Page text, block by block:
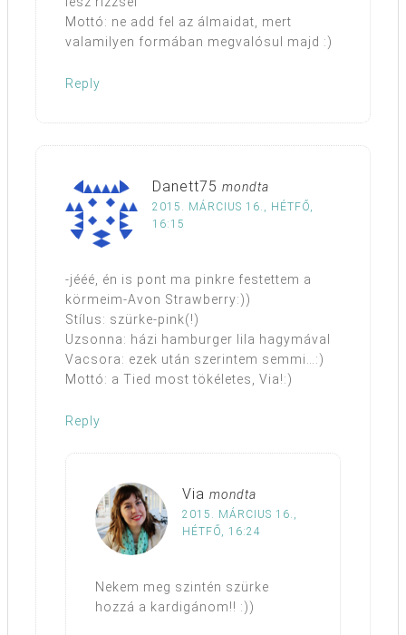
Mottó: ne add fel az álmaidat, mert
valamilyen formában megvalósul majd :)
Reply
Danett75 mondta
2015. MÁRCIUS 16., HÉTFŐ,
16:15
-jééé, én is pont ma pinkre festettem a
körmeim-Avon Strawberry:))
Stílus: szürke-pink(!)
Uzsonna: házi hamburger lila hagymával
Vacsora: ezek után szerintem semmi…:)
Mottó: a Tied most tökéletes, Via!:)
Reply
Via mondta
2015. MÁRCIUS 16.,
HÉTFŐ, 16:24
Nekem meg szintén szürke
hozzá a kardigánom!! :))